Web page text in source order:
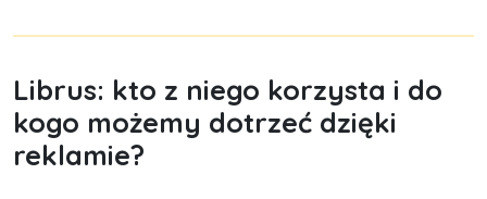
Librus: kto z niego korzysta i do
kogo możemy dotrzeć dzięki
reklamie?